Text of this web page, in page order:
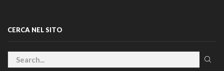
CERCA NEL SITO